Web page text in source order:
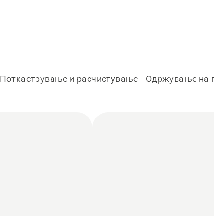
Поткастрување и расчистување Одржување на